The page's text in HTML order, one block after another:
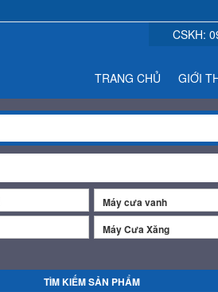
CSKH:
TRANG CHỦ GIỚI
Máy cưa vanh
Máy Cưa Xăng
TÌM KIẾM SẢN PHẨM